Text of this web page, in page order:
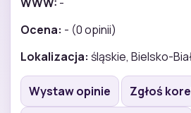
Ocena: - (0 opinii)
Lokalizacja: śląskie, Bielsko-
Wystaw opinie
Zgłoś